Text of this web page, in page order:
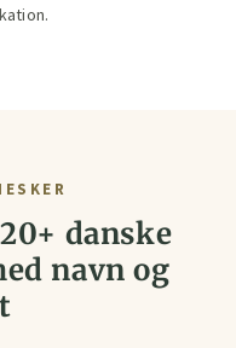
danske
navn og